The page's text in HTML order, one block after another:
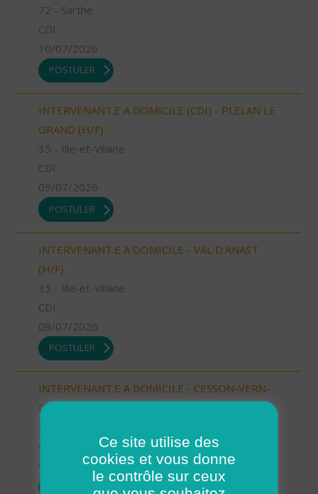
72 - Sarthe
CDI
10/07/2026
POSTULER
INTERVENANT.E A DOMICILE (CDI) - PLELAN LE
GRAND (H/F)
35 - Ille-et-Vilaine
CDI
09/07/2026
POSTULER
INTERVENANT.E A DOMICILE - VAL D'ANAST
(H/F)
35 - Ille-et-Vilaine
CDI
09/07/2026
POSTULER
INTERVENANT.E A DOMICILE - CESSON-VERN-
CHANTEPIE (H/F)
09/07/2026
Ce site utilise des
cookies et vous donne
le contrôle sur ceux